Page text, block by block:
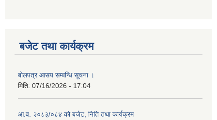
बजेट तथा कार्यक्रम
बोलपत्र आसय सम्बन्धि सूचना ।
मिति: 07/16/2026 - 17:04
आ.व. २०८३/०८४ को बजेट, निति तथा कार्यक्रम